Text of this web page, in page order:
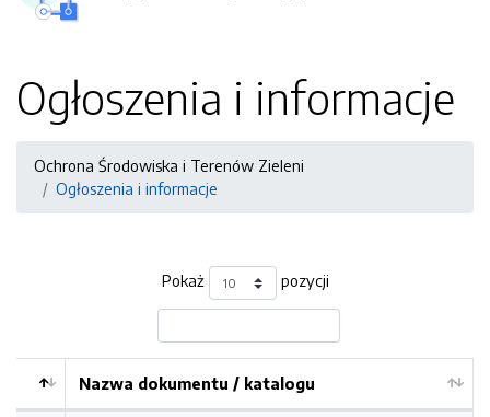
Ogłoszenia i informacje
Ochrona Środowiska i Terenów Zieleni
Ogłoszenia i informacje
Pokaż pozycji
Kolejność
Nazwa dokumentu / katalogu